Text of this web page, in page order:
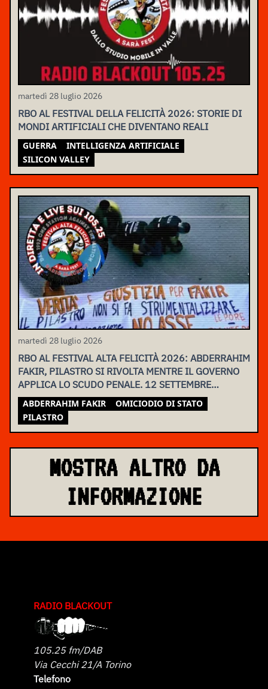
martedì 28 luglio 2026
RBO AL FESTIVAL DELLA FELICITÀ 2026: STORIE DI
MONDI ARTIFICIALI CHE DIVENTANO REALI
GUERRA
INTELLIGENZA ARTIFICIALE
SILICON VALLEY
martedì 28 luglio 2026
RBO AL FESTIVAL ALTA FELICITÀ 2026: ABDERRAHIM
FAKIR, PILASTRO SI RIVOLTA MENTRE IL GOVERNO
APPLICA LO SCUDO PENALE. 12 SETTEMBRE
ASSEMBLEA NAZIONALE
ABDERRAHIM FAKIR
OMICIODIO DI STATO
PILASTRO
MOSTRA ALTRO DA
INFORMAZIONE
RADIO BLACKOUT
105.25 fm/DAB
Via Cecchi 21/A Torino
Telefono